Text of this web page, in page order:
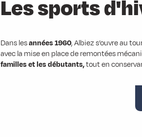
Les sports
Dans lesannées 1960, Albiez s’ouvre au
avec la mise en place de remontées
familles et les débutants,tout en